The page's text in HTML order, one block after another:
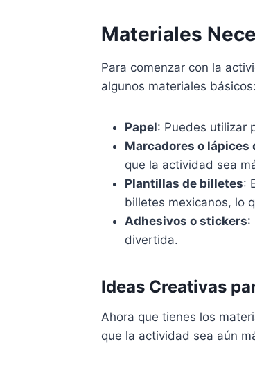
Materiales
Para comenzar con la
algunos materiales básicos:
Papel: Puedes utilizar
Marcadores o lápices
que la actividad sea
Plantillas de billetes:
billetes mexicanos, lo
Adhesivos o stickers:
divertida.
Ideas Creativas
Ahora que tienes los
que la actividad sea aún